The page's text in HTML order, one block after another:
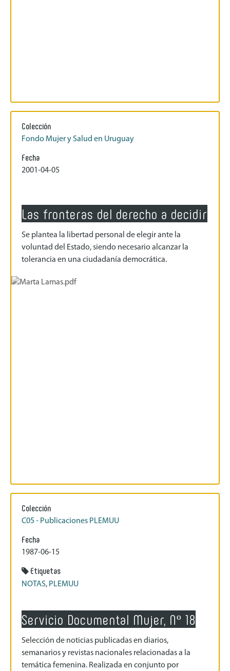
Colección
Fondo Mujer y Salud en Uruguay
Fecha
2001-04-05
Las fronteras del derecho a decidir
Se plantea la libertad personal de elegir ante la
voluntad del Estado, siendo necesario alcanzar la
tolerancia en una ciudadanía democrática.
Colección
C05 - Publicaciones PLEMUU
Fecha
1987-06-15
Etiquetas
NOTAS, PLEMUU
Servicio Documental Mujer, Nº 18
Selección de noticias publicadas en diarios,
semanarios y revistas nacionales relacionadas a la
temática femenina. Realizada en conjunto por